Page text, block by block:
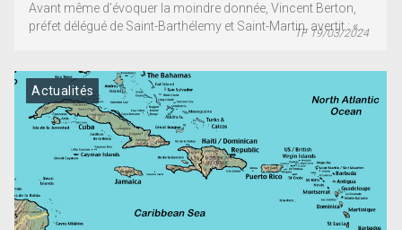
Avant même d’évoquer la moindre donnée, Vincent Berton,
préfet délégué de Saint-Barthélemy et Saint-Martin, avertit : «...
TF 19/03/2024
Actualités